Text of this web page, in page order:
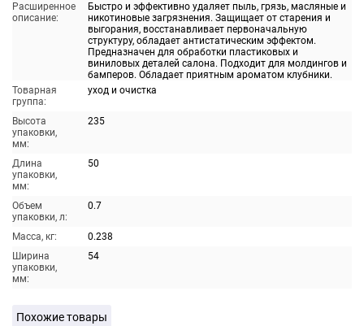
Расширенное
описание:
Быстро и эффективно удаляет пыль, грязь, масляные и
никотиновые загрязнения. Защищает от старения и
выгорания, восстанавливает первоначальную
структуру, обладает антистатическим эффектом.
Предназначен для обработки пластиковых и
виниловых деталей салона. Подходит для молдингов и
бамперов. Обладает приятным ароматом клубники.
Товарная
группа:
уход и очистка
Высота
упаковки,
мм:
235
Длина
упаковки,
мм:
50
Объем
упаковки, л:
0.7
Масса, кг:
0.238
Ширина
упаковки,
мм:
54
Похожие товары